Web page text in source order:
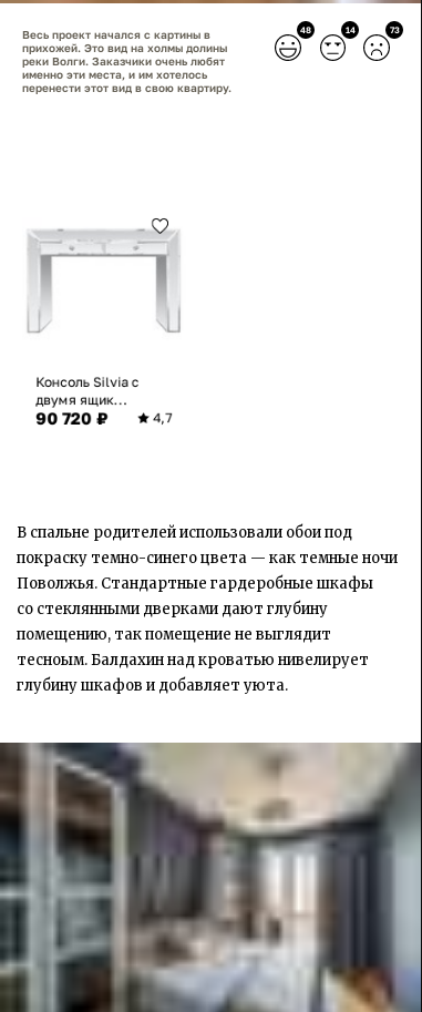
48 14 73
Весь проект начался с картины в
прихожей. Это вид на холмы долины
реки Волги. Заказчики очень любят
именно эти места, и им хотелось
перенести этот вид в свою квартиру.
Консоль Silvia с
двумя ящик...
90 720 ₽ 4,7
В спальне родителей использовали обои под
покраску темно-синего цвета — как темные ночи
Поволжья. Стандартные гардеробные шкафы
со стеклянными дверками дают глубину
помещению, так помещение не выглядит
тесноым. Балдахин над кроватью нивелирует
глубину шкафов и добавляет уюта.